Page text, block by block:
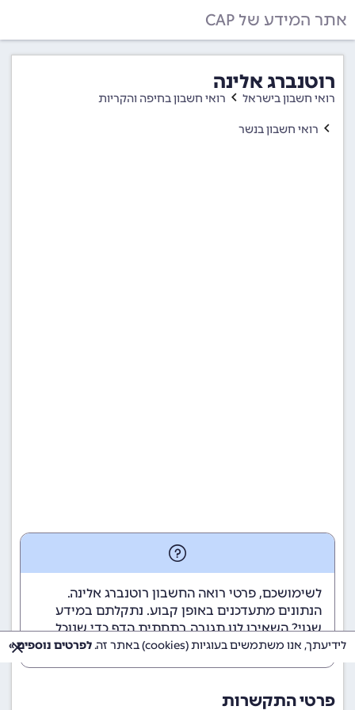
אתר המידע של CAP
רוטנברג אלינה
רואי חשבון בישראל רואי חשבון בחיפה והקריות
רואי חשבון בנשר
לשימושכם, פרטי רואה החשבון רוטנברג אלינה.
הנתונים מתעדכנים באופן קבוע. נתקלתם במידע
שגוי? השאירו לנו תגובה בתחתית הדף כדי שנוכל
לטפל בבעיה בהקדם.
פרטי התקשרות
לידיעתך, אנו משתמשים בעוגיות (cookies) באתר זה. לפרטים נוספים »